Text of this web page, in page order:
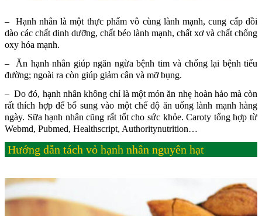
– Hạnh nhân là một thực phẩm vô cùng lành mạnh, cung cấp dồi
dào các chất dinh dưỡng, chất béo lành mạnh, chất xơ và chất chống
oxy hóa mạnh.
– Ăn hạnh nhân giúp ngăn ngừa bệnh tim và chống lại bệnh tiểu
đường; ngoài ra còn giúp giảm cân và mỡ bụng.
– Do đó, hạnh nhân không chỉ là một món ăn nhẹ hoàn hảo mà còn
rất thích hợp để bổ sung vào một chế độ ăn uống lành mạnh hàng
ngày. Sữa hạnh nhân cũng rất tốt cho sức khỏe. Caroty tổng hợp từ
Webmd, Pubmed, Healthscript, Authoritynutrition…
Hướng dẫn tách vỏ hạnh nhân nguyên hạt